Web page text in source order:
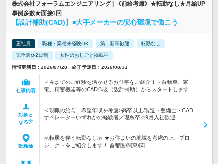
株式会社フォーラムエンジニアリング | 《前給考慮》★転勤なし★月給UP
事例多数★面接1回
【設計補助(CAD)】■大手メーカーの安心環境で働こう
正社員 職種・業種未経験OK 第二新卒歓迎 転勤なし
完全週休2日制 女性のおしごと掲載中
情報更新日：2026/07/28 終了予定日：2026/08/31
仕事内容
＜今までのご経験を活かせるお仕事をご紹介！＞自動車、家
電、精密機器等のCAD作図（設計補助）からスタートします
対象と
なる方
＜現職の給与、希望年収を考慮>高卒以上/製造・整備士・CAD
オペレーターいずれかの経験者／理系卒☆9月入社歓迎
勤務地
≪転居を伴う転勤なし≫ ★お住まいの地域を考慮の上、プロ
ジェクトをご紹介します！ 首都圏/関東/関…